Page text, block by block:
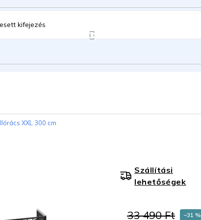
XXL 300 cm
33 490 Ft –31 %
Szállítási
lehetőségek